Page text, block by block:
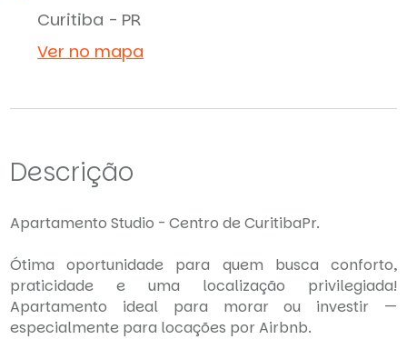
Curitiba - PR
Ver no mapa
Descrição
Apartamento Studio - Centro de CuritibaPr.
Ótima oportunidade para quem busca conforto,
praticidade e uma localização privilegiada!
Apartamento ideal para morar ou investir —
especialmente para locações por Airbnb.